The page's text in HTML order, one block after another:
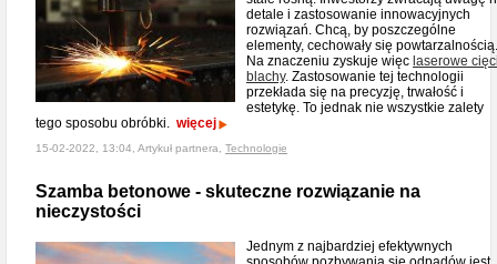
detale i zastosowanie innowacyjnych
rozwiązań. Chcą, by poszczególne
elementy, cechowały się powtarzalnością.
Na znaczeniu zyskuje więc laserowe
blachy. Zastosowanie tej technologii
przekłada się na precyzję, trwałość i
estetykę. To jednak nie wszystkie zalety
tego sposobu obróbki. więcej
15-02-2022, 13:04, Artykuł partnera, Technologie
Szamba betonowe - skuteczne rozwiązanie na
nieczystości
Jednym z najbardziej efektywnych